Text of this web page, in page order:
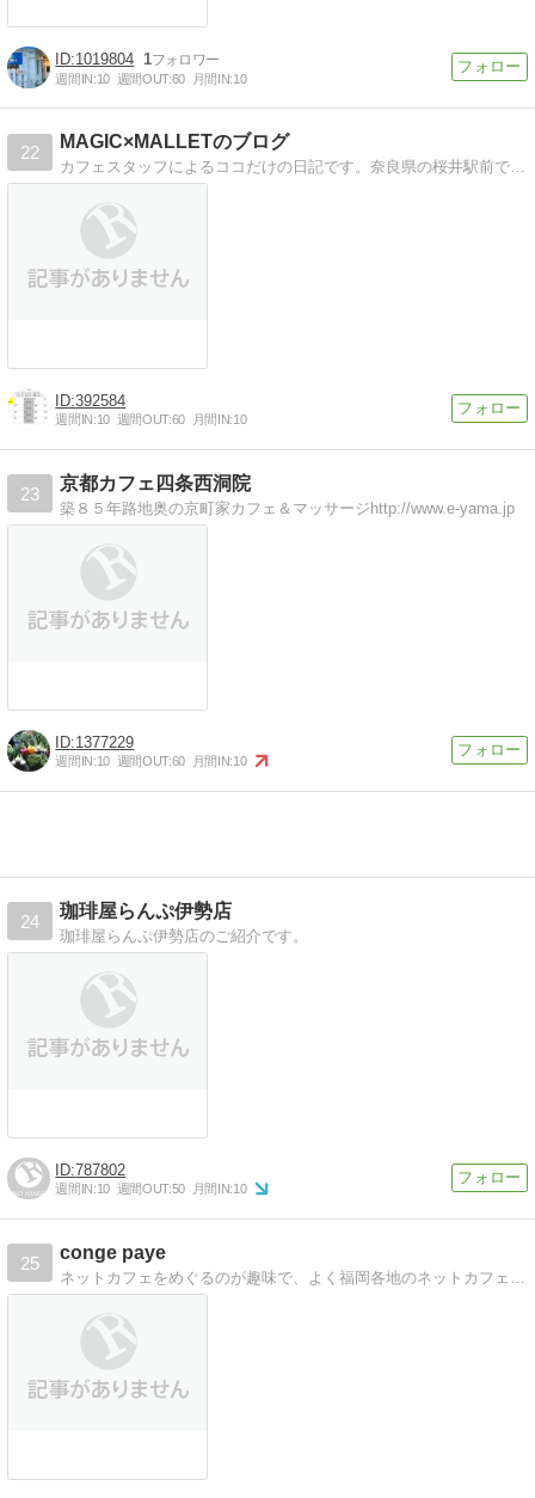
1019804 1
週間IN:10 週間OUT:60 月間IN:10
22
MAGIC×MALLETのブログ
カフェスタッフによるココだけの日記です。奈良県の桜井駅前でオーガニック中心のカフェと雑貨のお店をしています〜是非どうぞ。
392584
週間IN:10 週間OUT:60 月間IN:10
23
京都カフェ四条西洞院
築８５年路地奥の京町家カフェ＆マッサージhttp://www.e-yama.jp
1377229
週間IN:10 週間OUT:60 月間IN:10
24
珈琲屋らんぷ伊勢店
珈琲屋らんぷ伊勢店のご紹介です。
787802
週間IN:10 週間OUT:50 月間IN:10
25
conge paye